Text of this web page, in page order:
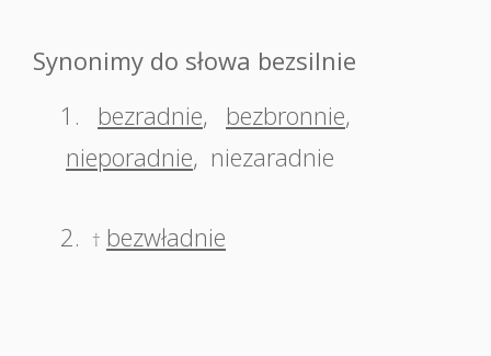
Synonimy do słowa bezsilnie
1.
bezradnie, bezbronnie,
nieporadnie, niezaradnie
2. † bezwładnie